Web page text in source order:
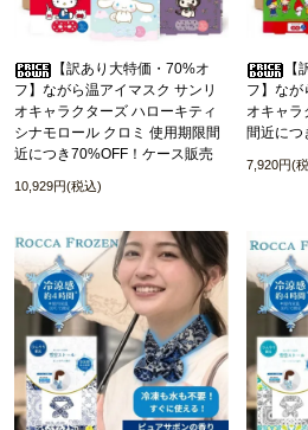
【訳あり大特価・70%オ
フ】ながら温アイマスク サンリ
オキャラクターズ ハローキティ
シナモロール クロミ 使用期限間
近につき70%OFF！ケース販売
10,929円(税込)
フ】なが
オキャラ
間近につ
7,920円(